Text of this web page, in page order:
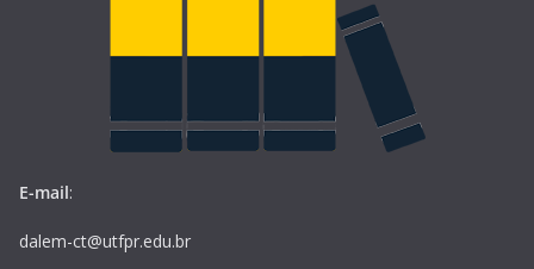
E-mail:
dalem-ct@utfpr.edu.br